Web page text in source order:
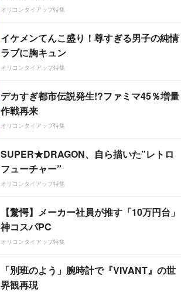
オリコンタイアップ特集
イケメンてんこ盛り！尊すぎる男子の純情
ラブに胸キュン
オリコンタイアップ特集
デカすぎ都市伝説発生!?ファミマ45％増量
作戦再来
オリコンタイアップ特集
SUPER★DRAGON、自ら描いた”レトロ
フューチャー”
オリコンタイアップ特集
【驚愕】メーカー社員が推す「10万円台」
神コスパPC
オリコンタイアップ特集
「別班のよう」腕時計で『VIVANT』の世
界観再現